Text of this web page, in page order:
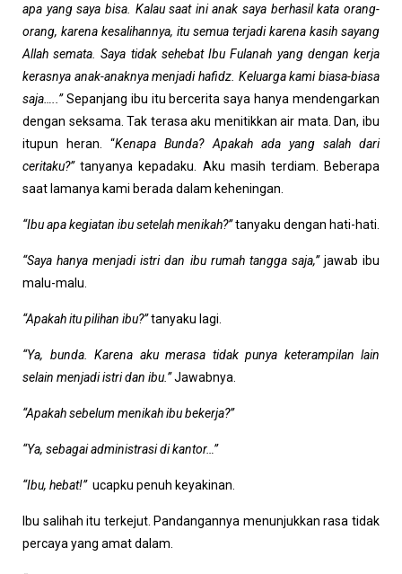
apa yang saya bisa. Kalau saat ini anak saya berhasil kata orang-
orang, karena kesalihannya, itu semua terjadi karena kasih sayang
Allah semata. Saya tidak sehebat Ibu Fulanah yang dengan kerja
kerasnya anak-anaknya menjadi hafidz. Keluarga kami biasa-biasa
saja…..”Sepanjang ibu itu bercerita saya hanya mendengarkan
dengan seksama. Tak terasa aku menitikkan air mata. Dan, ibu
itupun heran. “Kenapa Bunda? Apakah ada yang salah dari
ceritaku?”tanyanya kepadaku. Aku masih terdiam. Beberapa
saat lamanya kami berada dalam keheningan.
“Ibu apa kegiatan ibu setelah menikah?”tanyaku dengan hati-hati.
“Saya hanya menjadi istri dan ibu rumah tangga saja,”jawab ibu
malu-malu.
“Apakah itu pilihan ibu?”tanyaku lagi.
“Ya, bunda. Karena aku merasa tidak punya keterampilan lain
selain menjadi istri dan ibu.”Jawabnya.
“Apakah sebelum menikah ibu bekerja?”
“Ya, sebagai administrasi di kantor…”
“Ibu, hebat!” ucapku penuh keyakinan.
Ibu salihah itu terkejut. Pandangannya menunjukkan rasa tidak
percaya yang amat dalam.